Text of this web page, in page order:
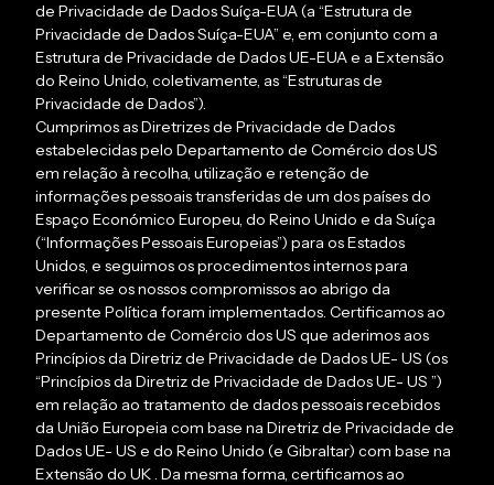
de Privacidade de Dados Suíça-EUA (a “Estrutura de
Privacidade de Dados Suíça-EUA” e, em conjunto com a
Estrutura de Privacidade de Dados UE-EUA e a Extensão
do Reino Unido, coletivamente, as “Estruturas de
Privacidade de Dados”).
Cumprimos as Diretrizes de Privacidade de Dados
estabelecidas pelo Departamento de Comércio dos US
em relação à recolha, utilização e retenção de
informações pessoais transferidas de um dos países do
Espaço Económico Europeu, do Reino Unido e da Suíça
(“Informações Pessoais Europeias”) para os Estados
Unidos, e seguimos os procedimentos internos para
verificar se os nossos compromissos ao abrigo da
presente Política foram implementados. Certificamos ao
Departamento de Comércio dos US que aderimos aos
Princípios da Diretriz de Privacidade de Dados UE- US (os
“Princípios da Diretriz de Privacidade de Dados UE- US ”)
em relação ao tratamento de dados pessoais recebidos
da União Europeia com base na Diretriz de Privacidade de
Dados UE- US e do Reino Unido (e Gibraltar) com base na
Extensão do UK . Da mesma forma, certificamos ao